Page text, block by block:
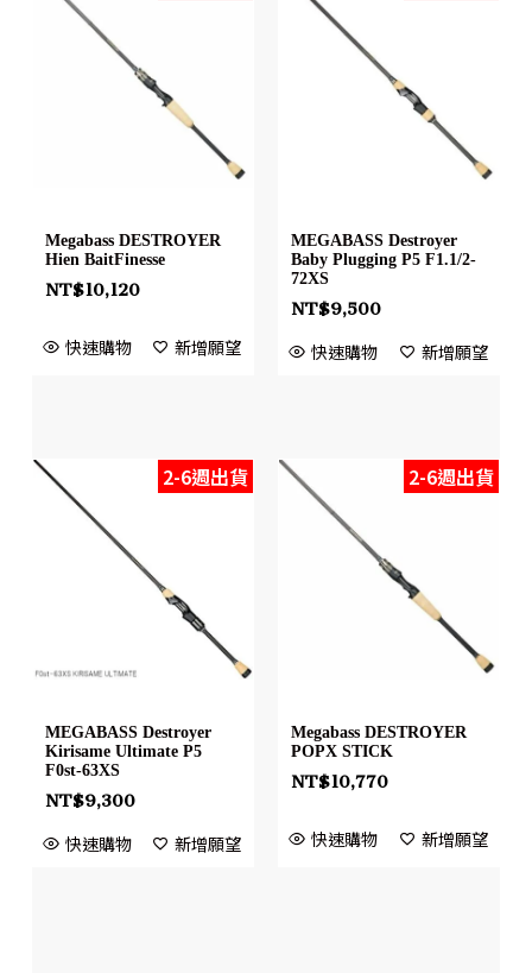
Megabass DESTROYER
Hien BaitFinesse
NT$10,120
快速購物 新增願望
MEGABASS Destroyer
Baby Plugging P5 F1.1/2-
72XS
NT$9,500
快速購物 新增願望
2-6週出貨
MEGABASS Destroyer
Kirisame Ultimate P5
F0st-63XS
NT$9,300
快速購物 新增願望
2-6週出貨
Megabass DESTROYER
POPX STICK
NT$10,770
快速購物 新增願望